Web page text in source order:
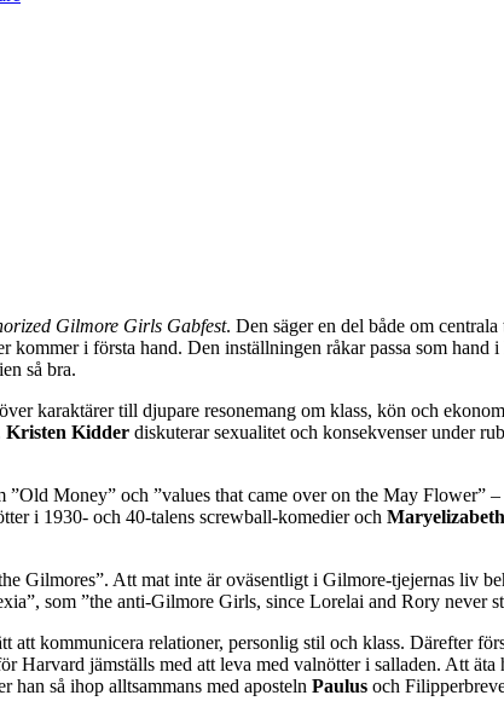
Gilmore Girls Gabfest. Den säger en del både om
i första hand. Den inställningen råkar passa som hand i
så bra.
karaktärer till djupare resonemang om klass, kön och
Kristen Kidder diskuterar sexualitet och konsekvenser under
Money” och ”values that came over on the May Flower”
i 1930- och 40-talens screwball-komedier och
Gilmores”. Att mat inte är oväsentligt i Gilmore-tjejernas liv
som ”the anti-Gilmore Girls, since Lorelai and Rory never
att kommunicera relationer, personlig stil och klass. Därefter
jämställs med att leva med valnötter i salladen. Att
han så ihop alltsammans med aposteln Paulus och